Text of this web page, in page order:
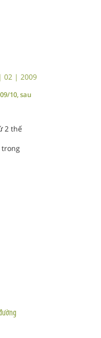
02 | 2009
10, sau
2 thế
trong